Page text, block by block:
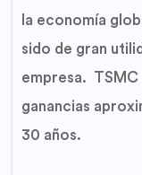
la economía
sido de gran
empresa. TSMC
ganancias
30 años.